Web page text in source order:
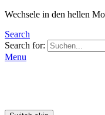
Wechsele in den hellen
Search
Search for:
Menu